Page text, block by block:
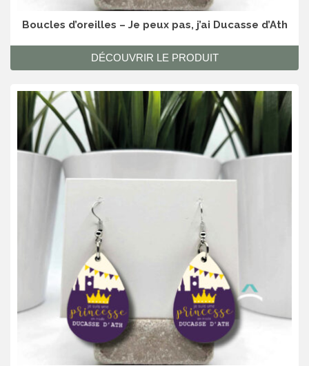
Boucles d’oreilles – Je peux pas, j’ai Ducasse d’Ath
DÉCOUVRIR LE PRODUIT